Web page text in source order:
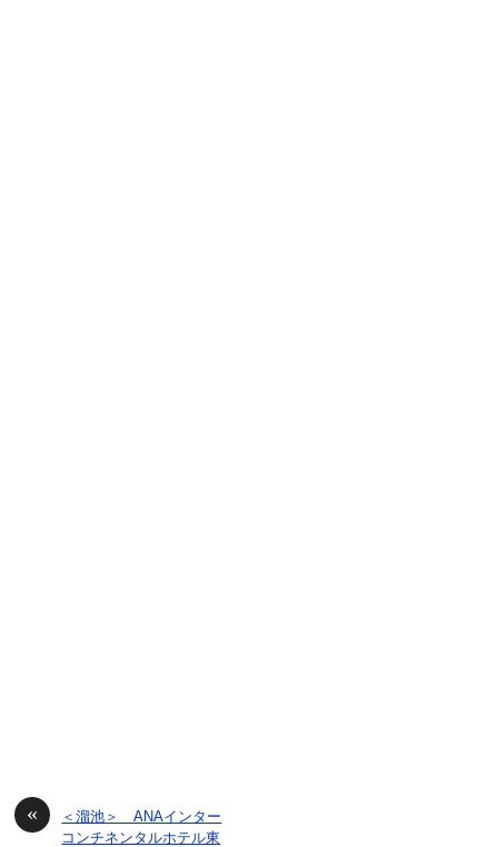
«
＜溜池＞ ANAインター
コンチネンタルホテル東